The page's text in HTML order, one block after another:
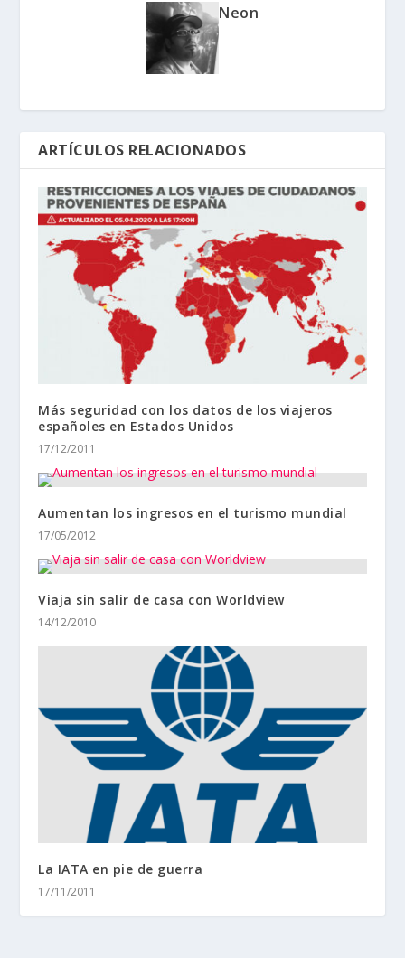
Neon
ARTÍCULOS RELACIONADOS
Más seguridad con los datos de los viajeros
españoles en Estados Unidos
17/12/2011
Aumentan los ingresos en el turismo mundial
17/05/2012
Viaja sin salir de casa con Worldview
14/12/2010
La IATA en pie de guerra
17/11/2011